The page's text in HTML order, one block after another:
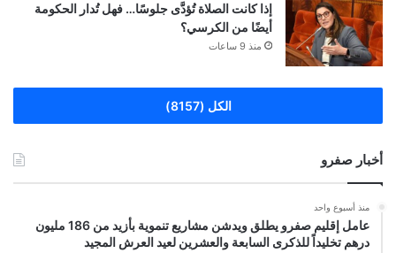
إذا كانت الصلاة تُؤدَّى جلوسًا… فهل تُدار الحكومة
أيضًا من الكرسي؟
منذ 9 ساعات
الكل (8157)
أخبار صفرو
منذ أسبوع واحد
عامل إقليم صفرو يطلق ويدشن مشاريع تنموية بأزيد من 186 مليون
درهم تخليداً للذكرى السابعة والعشرين لعيد العرش المجيد